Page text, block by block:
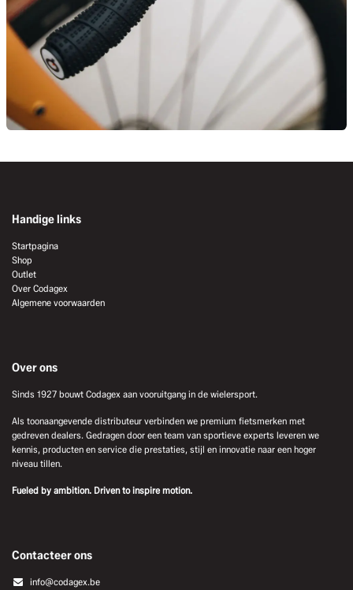
Handige links
Startpagina
Shop
Outlet
Over Codagex
Algemene voorwaarden
Over ons
Sinds 1927 bouwt Codagex aan vooruitgang in de wielersport.
Als toonaangevende distributeur verbinden we premium fietsmerken met
gedreven dealers. Gedragen door een team van sportieve experts leveren we
kennis, producten en service die prestaties, stijl en innovatie naar een hoger
niveau tillen.
Fueled by ambition. Driven to inspire motion.
Contacteer ons
info@codagex.be